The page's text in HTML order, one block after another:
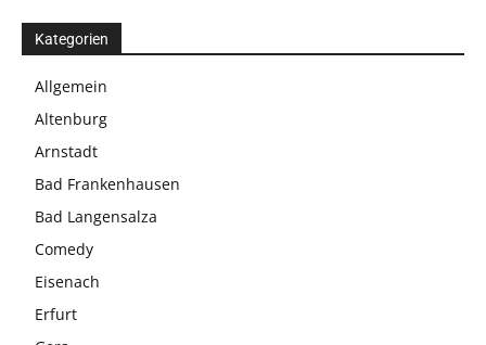
Kategorien
Allgemein
Altenburg
Arnstadt
Bad Frankenhausen
Bad Langensalza
Comedy
Eisenach
Erfurt